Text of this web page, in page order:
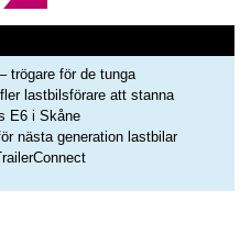
trögare för de tunga
lastbilsförare att stanna
E6 i Skåne
nästa generation lastbilar